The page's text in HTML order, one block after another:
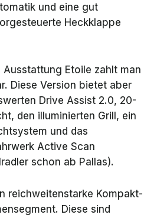
und eine gut
Heckklappe
Ausstattung Etoile zahlt man
Diese Version bietet aber
Drive Assist 2.0, 20-
den illuminierten Grill, ein
und das
Active Scan
schon ab Pallas).
reichweitenstarke Kompakt-
Diese sind